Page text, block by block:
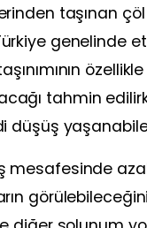
taşınan
genelinde
tahmin
düşüş
mesafesinde